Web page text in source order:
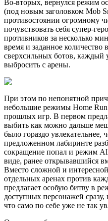
Во-вторых, вернулся режим
(под новым заголовком Mob
противостоянии огромному
почувствовать себя супер-
противников за несколько
время и заданное количество
сверхсильных ботов, каждый
выбросить с арены.
При этом по непонятной
небольшие режимы Home Run
прошлых игр. В первом
выбить как можно дальше
было гораздо увлекательнее,
предложенном лабиринте
сокращение попал и режим
виде, ранее открывавшийся
Вместо сложной и
отдельных аренах против
предлагает особую битву в
доступных персонажей
что само по себе уже не так